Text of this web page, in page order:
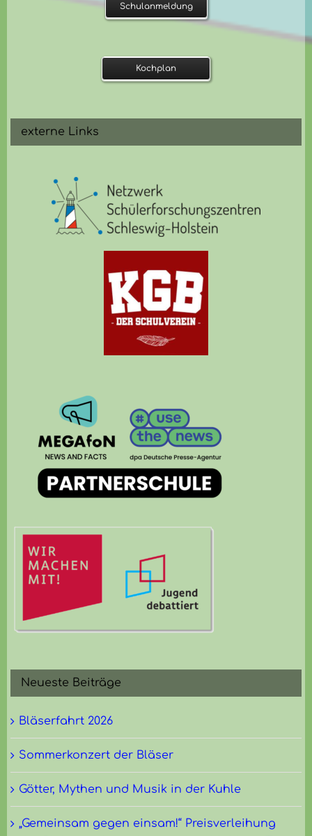
Schulanmeldung
Kochplan
externe Links
Neueste Beiträge
Bläserfahrt 2026
Sommerkonzert der Bläser
Götter, Mythen und Musik in der Kuhle
„Gemeinsam gegen einsam!“ Preisverleihung